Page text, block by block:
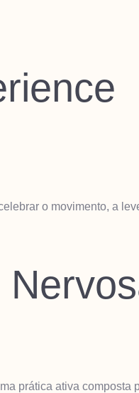
o movimento, a
prática ativa composta